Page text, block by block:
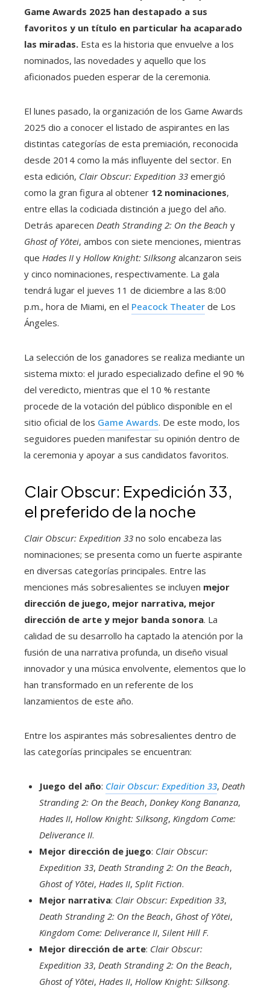
Game Awards 2025 han destapado a sus
favoritos y un título en particular ha acaparado
las miradas. Esta es la historia que envuelve a los
nominados, las novedades y aquello que los
aficionados pueden esperar de la ceremonia.
El lunes pasado, la organización de los Game Awards
2025 dio a conocer el listado de aspirantes en las
distintas categorías de esta premiación, reconocida
desde 2014 como la más influyente del sector. En
esta edición, Clair Obscur: Expedition 33 emergió
como la gran figura al obtener 12 nominaciones,
entre ellas la codiciada distinción a juego del año.
Detrás aparecen Death Stranding 2: On the Beach y
Ghost of Yōtei, ambos con siete menciones, mientras
que Hades II y Hollow Knight: Silksongalcanzaron seis
y cinco nominaciones, respectivamente. La gala
tendrá lugar el jueves 11 de diciembre a las 8:00
p.m., hora de Miami, en el Peacock Theater de Los
Ángeles.
La selección de los ganadores se realiza mediante un
sistema mixto: el jurado especializado define el 90 %
del veredicto, mientras que el 10 % restante
procede de la votación del público disponible en el
sitio oficial de los Game Awards. De este modo, los
seguidores pueden manifestar su opinión dentro de
la ceremonia y apoyar a sus candidatos favoritos.
Clair Obscur: Expedición 33,
el preferido de la noche
Clair Obscur: Expedition 33 no solo encabeza las
nominaciones; se presenta como un fuerte aspirante
en diversas categorías principales. Entre las
menciones más sobresalientes se incluyen mejor
dirección de juego, mejor narrativa, mejor
dirección de arte y mejor banda sonora. La
calidad de su desarrollo ha captado la atención por la
fusión de una narrativa profunda, un diseño visual
innovador y una música envolvente, elementos que lo
han transformado en un referente de los
lanzamientos de este año.
Entre los aspirantes más sobresalientes dentro de
las categorías principales se encuentran:
Juego del año: Clair Obscur: Expedition 33, Death
Stranding 2: On the Beach, Donkey Kong Bananza,
Hades II, Hollow Knight: Silksong, Kingdom Come:
Deliverance II.
Mejor dirección de juego: Clair Obscur:
Expedition 33, Death Stranding 2: On the Beach,
Ghost of Yōtei, Hades II, Split Fiction.
Mejor narrativa: Clair Obscur: Expedition 33,
Death Stranding 2: On the Beach, Ghost of Yōtei,
Kingdom Come: Deliverance II, Silent Hill F.
Mejor dirección de arte: Clair Obscur:
Expedition 33, Death Stranding 2: On the Beach,
Ghost of Yōtei, Hades II, Hollow Knight: Silksong.